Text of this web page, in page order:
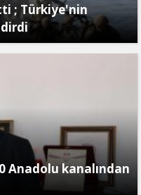
; Türkiye'nin
Anadolu kanalından